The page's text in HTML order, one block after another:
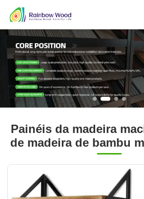
Painéis da madeira
de madeira de bambu